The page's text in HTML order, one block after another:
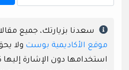
سعدنا بزيارتك، جميع
موقع الأكاديمية بوست ولا
استخدامها دون الإشارة